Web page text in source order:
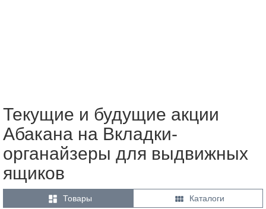
Текущие и будущие акции
Абакана на Вкладки-
органайзеры для выдвижных
ящиков
 Товары  Каталоги